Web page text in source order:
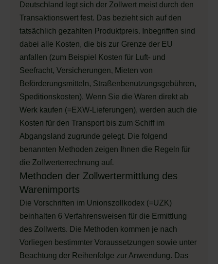
Deutschland legt sich der Zollwert meist durch den
Transaktionswert fest. Das bezieht sich auf den
tatsächlich gezahlten Produktpreis. Inbegriffen sind
dabei alle Kosten, die bis zur Grenze der EU
anfallen (zum Beispiel Kosten für Luft- und
Seefracht, Versicherungen, Mieten von
Beförderungsmitteln, Straßenbenutzungsgebühren,
Speditionskosten). Wenn Sie die Waren direkt ab
Werk kaufen (=EXW-Lieferungen), werden auch die
Kosten für den Transport bis zum Schiff im
Abgangsland zugrunde gelegt. Die folgend
benannten Methoden zeigen Ihnen die Regeln für
die Zollwerterrechnung auf.
Methoden der Zollwertermittlung des
Warenimports
Die Vorschriften im Unionszollkodex (=UZK)
beinhalten 6 Verfahrensweisen für die Ermittlung
des Zollwerts. Die Methoden kommen je nach
Vorliegen bestimmter Voraussetzungen sowie unter
Beachtung der Reihenfolge zur Anwendung. Das